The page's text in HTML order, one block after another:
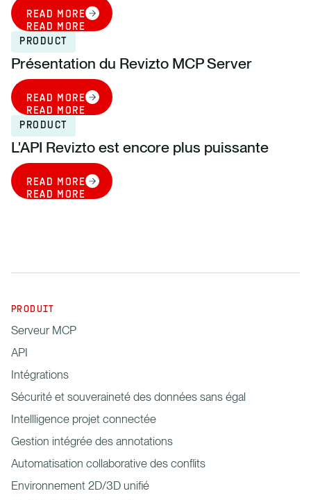
READ MORE
READ MORE
PRODUCT
Présentation du Revizto MCP Server
READ MORE
READ MORE
PRODUCT
L'API Revizto est encore plus puissante
READ MORE
READ MORE
PRODUIT
Serveur MCP
API
Intégrations
Sécurité et souveraineté des données sans égal
Intellligence projet connectée
Gestion intégrée des annotations
Automatisation collaborative des conflits
Environnement 2D/3D unifié